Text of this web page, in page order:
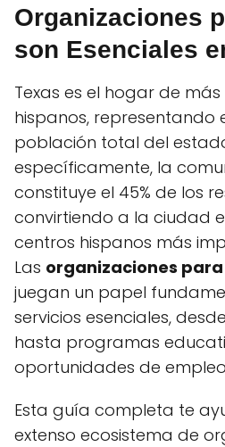
Organizaciones
son Esenciales
Texas es el hogar de más
hispanos, representando
población total del
específicamente, la
constituye el 45% de los
convirtiendo a la ciudad
centros hispanos más
Las organizaciones
juegan un papel
servicios esenciales,
hasta programas
oportunidades de
Esta guía completa te
extenso ecosistema de